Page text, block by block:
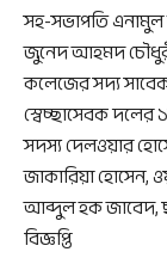
সহ-সভাপতি এনামুল
জুনেদ আহমদ
কলেজের সদ্য
স্বেচ্ছাসেবক
সদস্য দেলওয়ার
জাকারিয়া হোসেন,
আব্দুল হক জাবেদ,
বিজ্ঞপ্তি